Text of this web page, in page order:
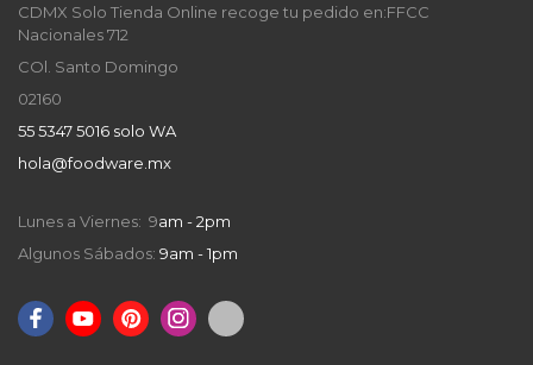
CDMX Solo Tienda Online recoge tu pedido en:FFCC
Nacionales 712
COl. Santo Domingo
02160
55 5347 5016 solo WA
hola@foodware.mx
Lunes a Viernes: 9am - 2pm
Algunos Sábados: 9am - 1pm